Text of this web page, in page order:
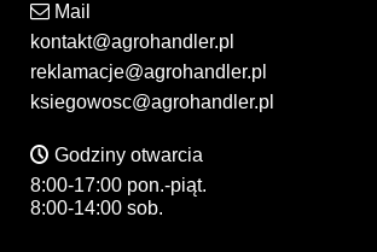
Mail
kontakt@agrohandler.pl
reklamacje@agrohandler.pl
ksiegowosc@agrohandler.pl
Godziny otwarcia
8:00-17:00 pon.-piąt.
8:00-14:00 sob.